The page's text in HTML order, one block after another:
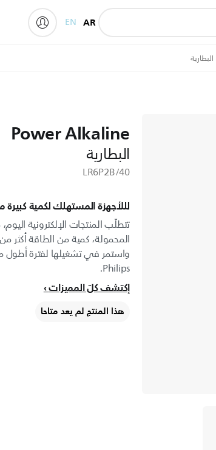
AR
EN
Power Alkaline
البطارية
LR6P2B/40
لللأجهزة المستهلك لكمية كبيرة
تتطلّب المنتجات الإلكترونية
المحمولة، كمية من الطاقة
Philips.
إكتشف كلّ المميزات
هذا المنتج لم يعد متاحا